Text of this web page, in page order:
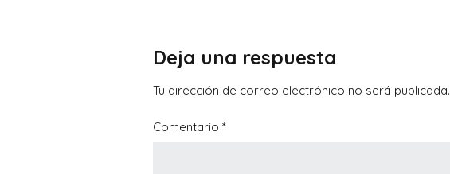
Deja una respuesta
Tu dirección de correo electrónico no será publicada.
Comentario *